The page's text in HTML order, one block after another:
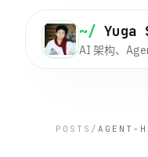
~/ Yuga
AI 架构、
POSTS / AGENT-